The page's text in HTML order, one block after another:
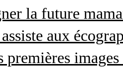
la future
aux
premières